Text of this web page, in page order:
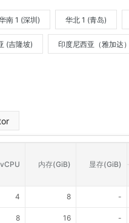
南 1 (深圳) 华北 1 (青岛)
(吉隆坡) 印度尼西亚（雅加达）
vCPU 内存(GiB) 显存(GiB)
4 8 -
8 16 -